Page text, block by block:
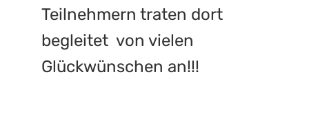
Teilnehmern traten dort
begleitet von vielen
Glückwünschen an!!!